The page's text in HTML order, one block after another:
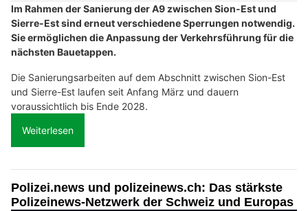
Im Rahmen der Sanierung der A9 zwischen Sion-Est und
Sierre-Est sind erneut verschiedene Sperrungen notwendig.
Sie ermöglichen die Anpassung der Verkehrsführung für die
nächsten Bauetappen.
Die Sanierungsarbeiten auf dem Abschnitt zwischen Sion-Est
und Sierre-Est laufen seit Anfang März und dauern
voraussichtlich bis Ende 2028.
Weiterlesen
Polizei.news und polizeinews.ch: Das stärkste
Polizeinews-Netzwerk der Schweiz und Europas